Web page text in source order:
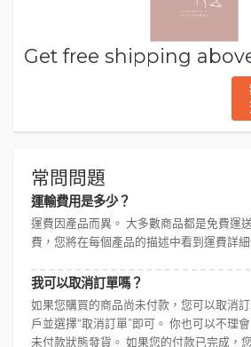
Get free shipping
常問問題
運輸費用是多少？
運費因產品而異。 大多數商品都是免費運
費，您將在每個產品的描述中看到運費詳細
我可以取消訂單嗎？
如果您購買的商品尚未付款，您可以取消
戶並選擇“取消訂單”即可。 你也可以不理
未付款狀態發貨。 如果您的付款已完成，